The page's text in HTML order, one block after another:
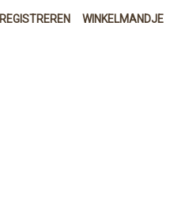
REGISTREREN WINKELMANDJE